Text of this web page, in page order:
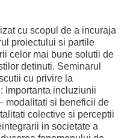
cu scopul de a incuraja
proiectului si partile
celor mai bune solutii de
detinuti. Seminarul
cu privire la
Importanta incluziunii
modalitati si beneficii de
colective si perceptii
in societate a